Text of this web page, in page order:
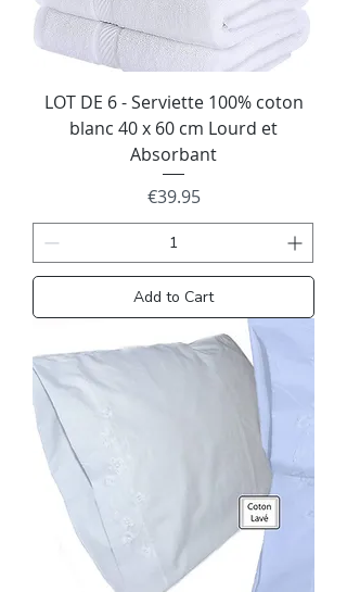
LOT DE 6 - Serviette 100% coton
blanc 40 x 60 cm Lourd et
Absorbant
Price
€39.95
Add to Cart